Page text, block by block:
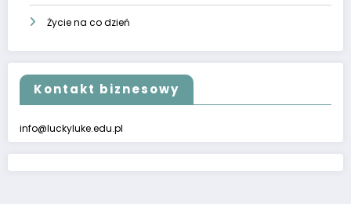
Życie na co dzień
Kontakt biznesowy
info@luckyluke.edu.pl